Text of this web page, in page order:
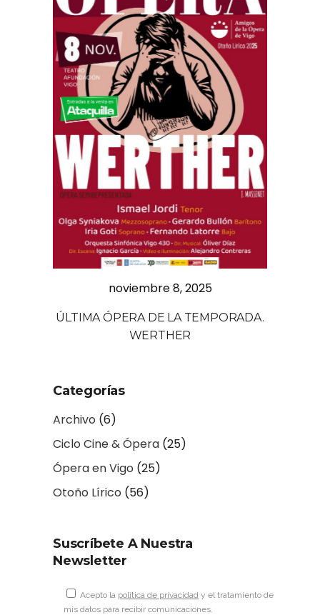
noviembre 8, 2025
ÚLTIMA ÓPERA DE LA TEMPORADA.
WERTHER
Categorías
Archivo (6)
Ciclo Cine & Ópera (25)
Ópera en Vigo (25)
Otoño Lírico (56)
Suscríbete A Nuestra
Newsletter
Acepto la política de privacidad y el tratamiento de
mis datos para recibir comunicaciones.